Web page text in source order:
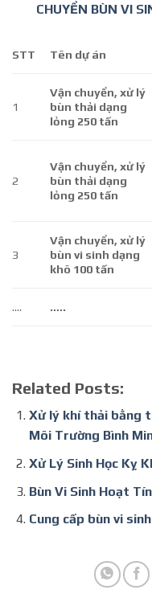
CHUYỂN BÙN VI
STT Tên dự án
1
Vận chuyển, xử lý
bùn thải dạng
lỏng 250 tấn
2
Vận chuyển, xử lý
bùn thải dạng
lỏng 250 tấn
3
Vận chuyển, xử lý
bùn vi sinh dạng
khô 100 tấn
…. …..
Related Posts:
Xử lý khí thải bằng
Môi Trường Bình
Xử Lý Sinh Học Kỵ
Bùn Vi Sinh Hoạt
Cung cấp bùn vi